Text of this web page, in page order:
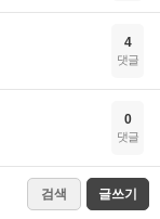
4
댓글
0
댓글
검색 글쓰기